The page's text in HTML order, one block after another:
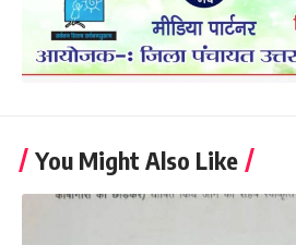
You Might Also Like